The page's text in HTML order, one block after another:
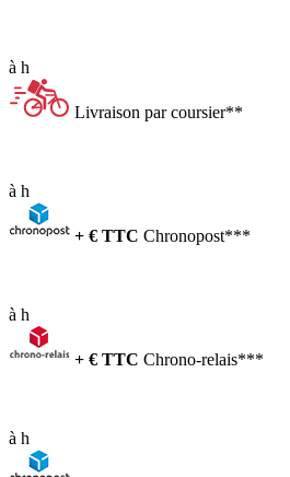
à h
Livraison par coursier**
à h
+ € TTC Chronopost***
à h
+ € TTC Chrono-relais***
à h